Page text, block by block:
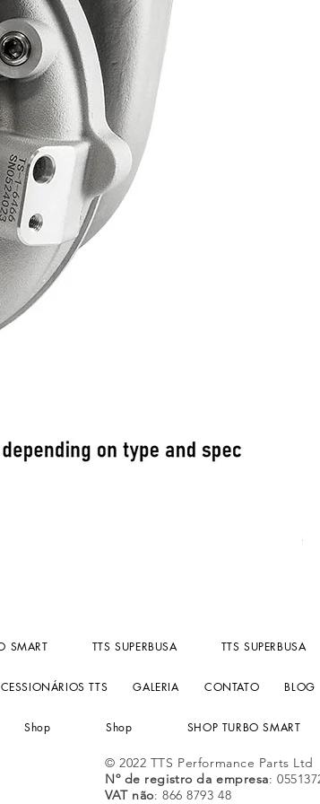
£
SMART TTS SUPERBUSA TTS SUPERBUSA
TTS GALERIA CONTATO BLOG
Shop Shop SHOP TURBO SMART
© 2022 TTS Performance Parts Ltd
Nº de registro da empresa:
VAT não: 866 8793 48